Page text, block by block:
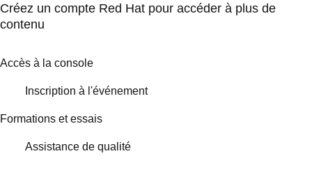
Créez un compte Red Hat pour accéder à plus de
contenu
Accès à la console
Inscription à l'événement
Formations et essais
Assistance de qualité